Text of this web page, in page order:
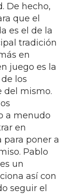
De hecho,
que el
es el de la
tradición
en
juego es la
los
del mismo.
a menudo
en
para poner a
Pablo
un
así con
seguir el